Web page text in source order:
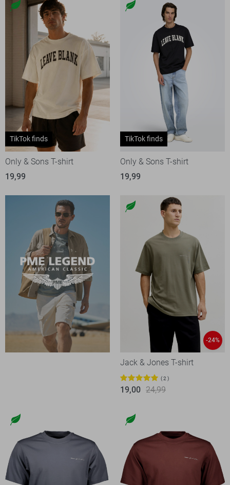
TikTok finds
Only & Sons T-shirt
19,99
TikTok finds
Only & Sons T-shirt
19,99
-24%
Jack & Jones T-shirt
2
19,00 24,99